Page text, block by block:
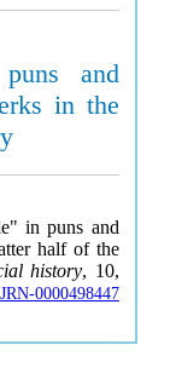
and
in the
in puns and
half of the
history, 10,
0000498447